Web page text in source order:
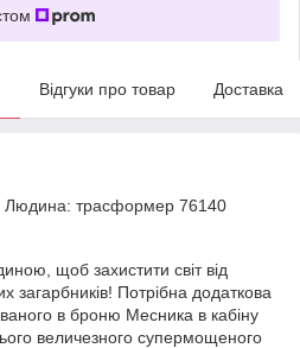
Відгуки про товар Доставка
Людина: трасформер 76140
щоб захистити світ від
загарбників! Потрібна додаткова
в броню Месника в кабіну
величезного супермощеного